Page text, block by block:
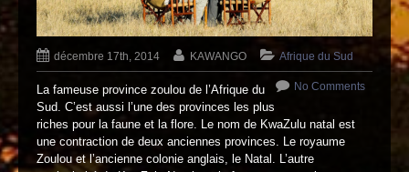
décembre 17th, 2014 KAWANGO Afrique du Sud
No Comments
La fameuse province zoulou de l’Afrique du
Sud. C’est aussi l’une des provinces les plus
riches pour la faune et la flore. Le nom de KwaZulu natal est
une contraction de deux anciennes provinces. Le royaume
Zoulou et l’ancienne colonie anglais, le Natal. L’autre